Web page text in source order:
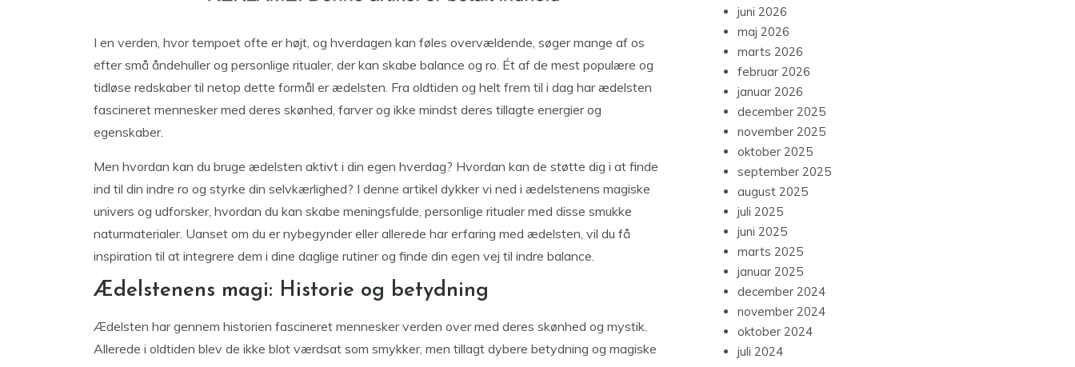
I en verden, hvor tempoet ofte er højt, og hverdagen kan føles overvældende, søger mange af os
efter små åndehuller og personlige ritualer, der kan skabe balance og ro. Ét af de mest populære og
tidløse redskaber til netop dette formål er ædelsten. Fra oldtiden og helt frem til i dag har ædelsten
fascineret mennesker med deres skønhed, farver og ikke mindst deres tillagte energier og
egenskaber.
Men hvordan kan du bruge ædelsten aktivt i din egen hverdag? Hvordan kan de støtte dig i at finde
ind til din indre ro og styrke din selvkærlighed? I denne artikel dykker vi ned i ædelstenens magiske
univers og udforsker, hvordan du kan skabe meningsfulde, personlige ritualer med disse smukke
naturmaterialer. Uanset om du er nybegynder eller allerede har erfaring med ædelsten, vil du få
inspiration til at integrere dem i dine daglige rutiner og finde din egen vej til indre balance.
Ædelstenens magi: Historie og betydning
Ædelsten har gennem historien fascineret mennesker verden over med deres skønhed og mystik.
Allerede i oldtiden blev de ikke blot værdsat som smykker, men tillagt dybere betydning og magiske
juni 2026
maj 2026
marts 2026
februar 2026
januar 2026
december 2025
november 2025
oktober 2025
september 2025
august 2025
juli 2025
juni 2025
marts 2025
januar 2025
december 2024
november 2024
oktober 2024
juli 2024